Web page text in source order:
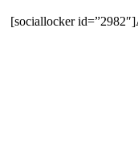
[sociallocker